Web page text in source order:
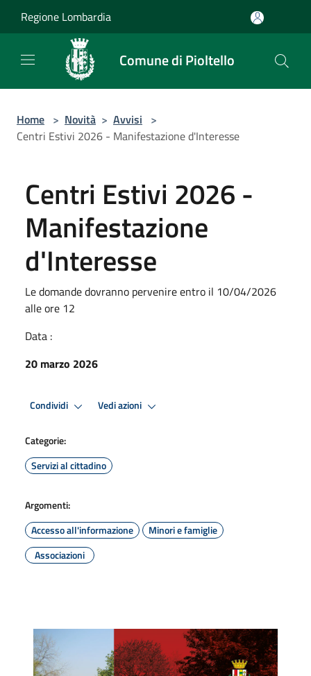
Regione Lombardia
Comune di Pioltello
Home > Novità > Avvisi >
Centri Estivi 2026 - Manifestazione d'Interesse
Centri Estivi 2026 -
Manifestazione
d'Interesse
Le domande dovranno pervenire entro il 10/04/2026
alle ore 12
Data :
20 marzo 2026
Condividi Vedi azioni
Categorie:
Servizi al cittadino
Argomenti:
Accesso all'informazione
Minori e famiglie
Associazioni